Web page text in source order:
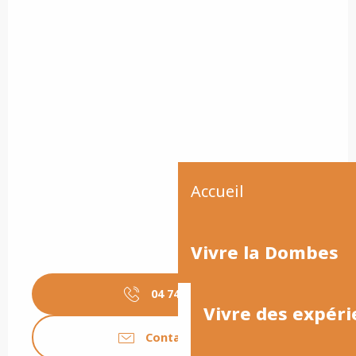
Accueil
Vivre la Dombes
Vivre des
04 74 98 12
Contactez-nous